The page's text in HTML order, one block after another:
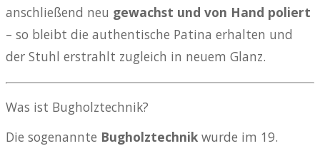
anschließend neu gewachst und von Hand poliert
– so bleibt die authentische Patina erhalten und
der Stuhl erstrahlt zugleich in neuem Glanz.
Was ist Bugholztechnik?
Die sogenannte Bugholztechnik wurde im 19.